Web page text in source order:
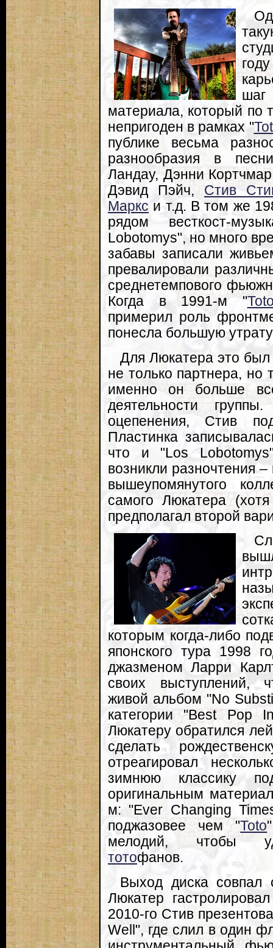
материала, который по
непригоден в рамках "
публике весьма
разнообразия в
Ландау, Дэнни
Дэвид Пэйч, Стив
Маркс и т.д. В том же
рядом весткост-
Lobotomys", но много
забавы записали
превалировали
среднетемпового
Когда в 1991-м "
примерил роль
понесла большую
Для Люкатера это
не только партнера, но
именно он больше
деятельности
оцепенения, Стив
Пластинка
что и "Los
возникли разночтения
вышеупомянутого
самого Люкатера
предполагал второй
которым когда-либо
японского тура 1998
джазменом Ларри
своих выступлений,
живой альбом "No
категории "Best Pop
Люкатеру обратился
сделать
отреагировал
зимнюю классику
оригинальным
м: "Ever Changing
поджазовее чем "Toto
мелодий, чтобы
тотофанов.
Выход диска совпал
Люкатер
2010-го Стив
Well", где слил в один